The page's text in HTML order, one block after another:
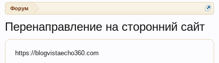
Форум
Перенаправление на сторонний сайт
https://blogvistaecho360.com